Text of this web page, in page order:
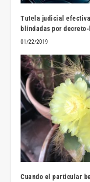
Tutela judicial
blindadas por
01/22/2019
Cuando el particular